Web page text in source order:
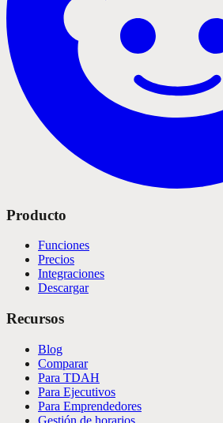
Producto
Funciones
Precios
Integraciones
Descargar
Recursos
Blog
Comparar
Para TDAH
Para Ejecutivos
Para Emprendedores
Gestión de horarios